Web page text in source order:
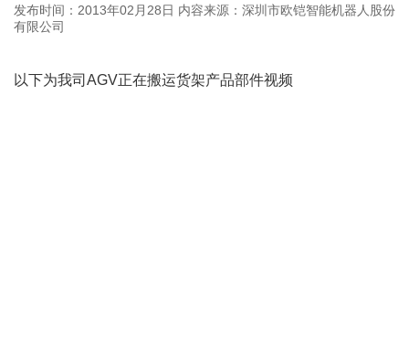
发布时间：2013年02月28日 内容来源：深圳市欧铠智能机器人股份
有限公司
以下为我司AGV正在搬运货架产品部件视频